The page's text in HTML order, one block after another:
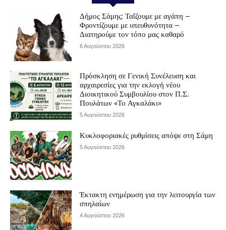
Δήμος Σάμης: Ταΐζουμε με αγάπη –
Φροντίζουμε με υπευθυνότητα –
Διατηρούμε τον τόπο μας καθαρό
6 Αυγούστου 2026
Πρόσκληση σε Γενική Συνέλευση και
αρχαιρεσίες για την εκλογή νέου
Διοικητικού Συμβουλίου στον Π.Σ.
Πουλάτων «Το Αγκαλάκι»
5 Αυγούστου 2026
Κυκλοφοριακές ρυθμίσεις απόψε στη Σάμη
5 Αυγούστου 2026
Έκτακτη ενημέρωση για την λειτουργία των
σπηλαίων
4 Αυγούστου 2026